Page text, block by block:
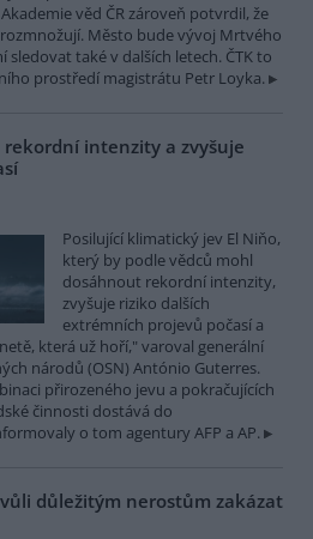
věd ČR zároveň potvrdil, že
Město bude vývoj Mrtvého
sledovat také v dalších letech. ČTK to
prostředí magistrátu Petr Loyka.
rekordní intenzity a zvyšuje
Posilující klimatický jev El Niňo,
který by podle vědců mohl
dosáhnout rekordní intenzity,
zvyšuje riziko dalších
extrémních projevů počasí a
která už hoří," varoval generální
národů (OSN) António Guterres.
přirozeného jevu a pokračujících
činnosti dostává do
o tom agentury AFP a AP.
důležitým nerostům zakázat